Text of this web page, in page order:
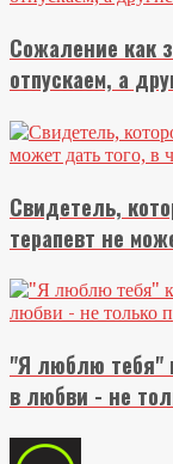
Сожаление как
отпускаем, а
Свидетель,
терапевт не
"Я люблю тебя"
в любви - не